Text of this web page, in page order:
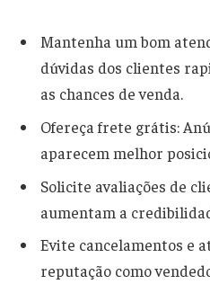
Mantenha um bom
dúvidas dos clientes
as chances de venda.
Ofereça frete grátis:
aparecem melhor
Solicite avaliações de
aumentam a
Evite cancelamentos e
reputação como